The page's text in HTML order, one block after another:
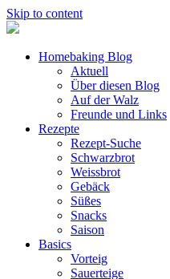
Skip to content
Homebaking Blog
Aktuell
Über diesen Blog
Auf der Walz
Freunde und Links
Rezepte
Rezept-Suche
Schwarzbrot
Weissbrot
Gebäck
Süßes
Snacks
Saison
Basics
Vorteig
Sauerteige